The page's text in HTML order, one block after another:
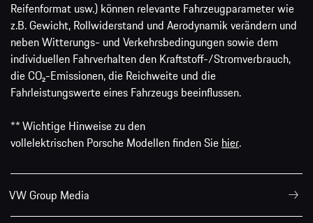
Reifenformat usw.) können relevante Fahrzeugparameter wie
z.B. Gewicht, Rollwiderstand und Aerodynamik verändern und
neben Witterungs- und Verkehrsbedingungen sowie dem
individuellen Fahrverhalten den Kraftstoff-/Stromverbrauch,
die CO₂-Emissionen, die Reichweite und die
Fahrleistungswerte eines Fahrzeugs beeinflussen.
** Wichtige Hinweise zu den
vollelektrischen Porsche Modellen finden Sie hier.
VW Group Media